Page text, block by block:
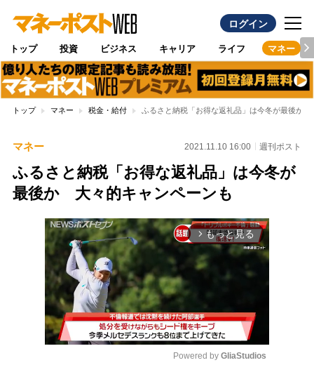
ログイン
トップ 投資 ビジネス キャリア ライフ マネー
トップ マネー 税金・給付 ふるさと納税「お得な返礼品」は今冬が最後か
マネー 2021.11.10 16:00 週刊ポスト
ふるさと納税「お得な返礼品」は今冬が
最後か 大々的キャンペーンも
arrow_forward_ios もっと見る
Powered by GliaStudios